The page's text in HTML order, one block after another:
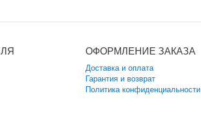
ОФОРМЛЕНИЕ ЗАКАЗА
Доставка и оплата
Гарантия и возврат
Политика конфиденциальности